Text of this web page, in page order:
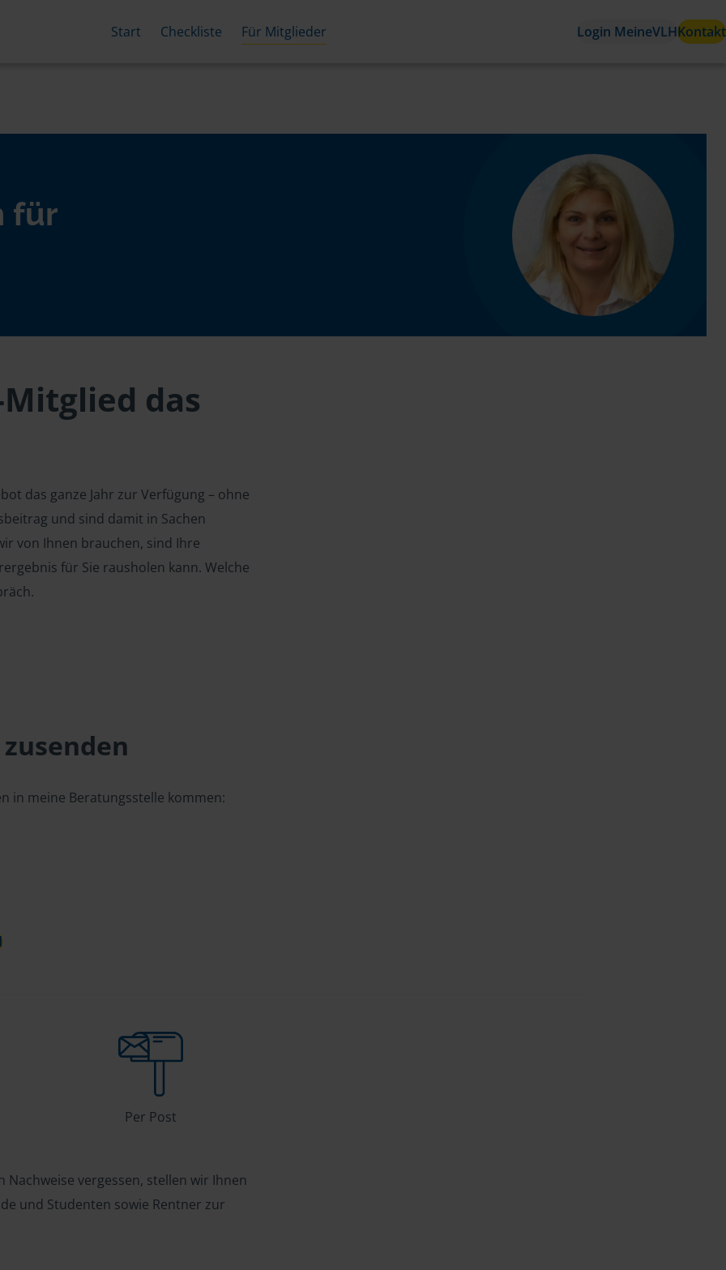
Start Checkliste Für Mitglieder Login MeineVLHKontakt
für
das
das ganze Jahr zur Verfügung – ohne
und sind damit in Sachen
von Ihnen brauchen, sind Ihre
für Sie rausholen kann. Welche
in meine Beratungsstelle kommen:
Per Post
vergessen, stellen wir Ihnen
und Studenten sowie Rentner zur